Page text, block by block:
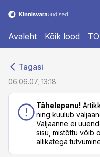
Avaleht Kõik lood
Tagasi
06.06.07, 13:18
Tähelepanu!
ning kuulub
Väljaanne ei
sisu, mistõttu võib
allikatega